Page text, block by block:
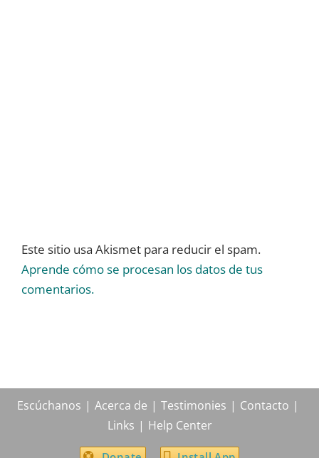
Este sitio usa Akismet para reducir el spam.
Aprende cómo se procesan los datos de tus
comentarios.
Escúchanos Acerca de Testimonies
Contacto
Links
Help Center